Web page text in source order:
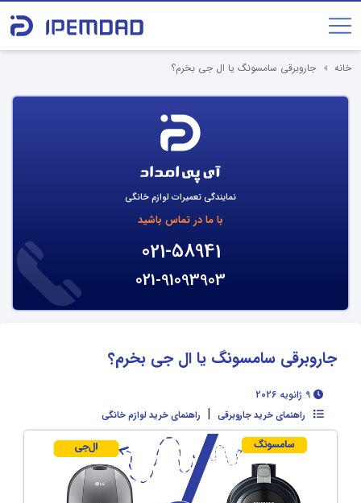
خانه جاروبرقی سامسونگ یا ال جی بخرم؟
نمایندگی تعمیرات لوازم خانگی
با ما در تماس باشید
021-58941
021-91093903
جاروبرقی سامسونگ یا ال جی بخرم؟
راهنمای خرید جاروبرقی | راهنمای خرید لوازم خانگی